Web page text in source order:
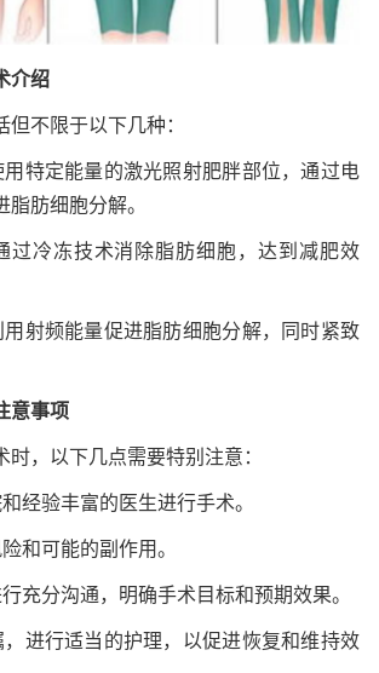
介绍
不限于以下几种：
用特定能量的激光照射肥胖部位，通过电
肪细胞分解。
过冷冻技术消除脂肪细胞，达到减肥效
用射频能量促进脂肪细胞分解，同时紧致
意事项
时，以下几点需要特别注意：
经验丰富的医生进行手术。
和可能的副作用。
充分沟通，明确手术目标和预期效果。
进行适当的护理，以促进恢复和维持效